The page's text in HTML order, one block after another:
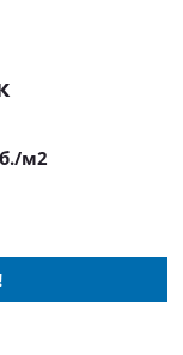
м2